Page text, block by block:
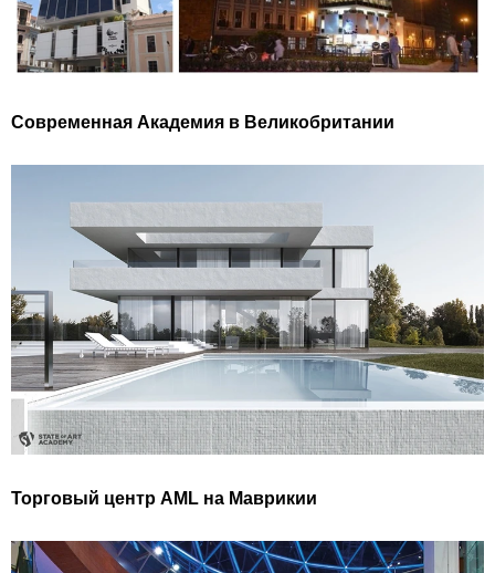
Современная Академия в Великобритании
Торговый центр AML на Маврикии